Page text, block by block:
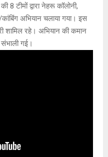
8 टीमों द्वारा नेहरू कॉलोनी,
कांबिंग अभियान चलाया गया। इस
शामिल रहे। अभियान की कमान
संभाली गई।